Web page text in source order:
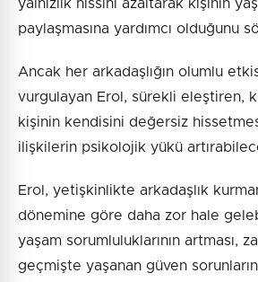
yalnızlık hissini azaltarak kişinin
paylaşmasına yardımcı olduğunu
Ancak her arkadaşlığın olumlu
vurgulayan Erol, sürekli eleştiren,
kişinin kendisini değersiz
ilişkilerin psikolojik yükü
Erol, yetişkinlikte arkadaşlık
dönemine göre daha zor hale
yaşam sorumluluklarının artması,
geçmişte yaşanan güven